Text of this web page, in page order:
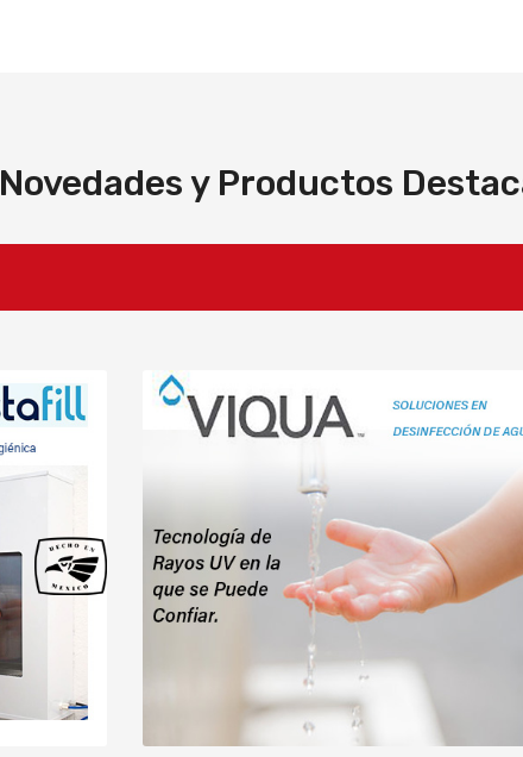
Novedades y Productos
Todos